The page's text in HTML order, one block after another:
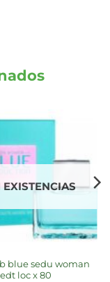
EXISTENCIAS
edt loc x 80